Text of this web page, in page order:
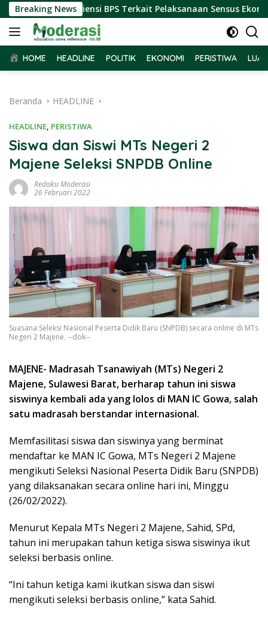
Langsung
ke
konten
Breaking News
Terima Audiensi BPS Terkait Pelaksanaan Sensus Ekonomi
HOME HEADLINE POLITIK EKONOMI PERISTIWA
Beranda HEADLINE
HEADLINE, PERISTIWA
Siswa dan Siswi MTs Negeri 2
Majene Seleksi SNPDB Online
Redaksi Moderasi
26 Februari 2022
Suasana Seleksi Nasional Peserta Didik Baru (SNPDB) secara online di MTs
Negeri 2 Majene. --dok--
MAJENE- Madrasah Tsanawiyah (MTs) Negeri 2
Majene, Sulawesi Barat, berharap tahun ini siswa
siswinya kembali ada yang lolos di MAN IC Gowa, salah
satu madrasah berstandar internasional.
Memfasilitasi siswa dan siswinya yang berminat
mendaftar ke MAN IC Gowa, MTs Negeri 2 Majene
mengikuti Seleksi Nasional Peserta Didik Baru (SNPDB)
yang dilaksanakan secara online hari ini, Minggu
(26/02/2022).
Menurut Kepala MTs Negeri 2 Majene, Sahid, SPd,
tahun ini merupakan tahun ketiga siswa siswinya ikut
seleksi berbasis online.
“Ini tahun ketiga kami ikutkan siswa dan siswi
mengikuti seleksi berbasis online,” kata Sahid.